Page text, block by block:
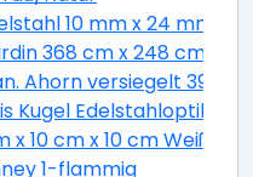
10 mm x 24 mm
368 cm x 248 cm
Ahorn versiegelt 39
Kugel Edelstahloptik 2-
10 cm x 10 cm Weiß
1-flammig